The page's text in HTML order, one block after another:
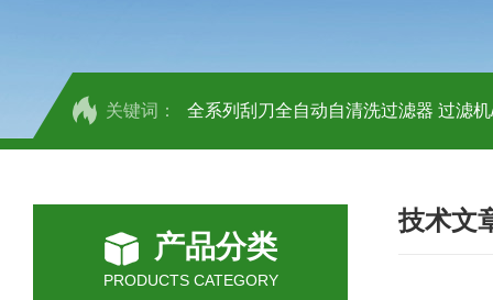
关键词： 全系列刮刀全自动自清洗过滤器 过滤
抱箍快开袋式过滤器 不锈钢材质 过滤
不锈钢正压过滤器 过滤机/器
产品分类
PRODUCTS CATEGORY
技术文